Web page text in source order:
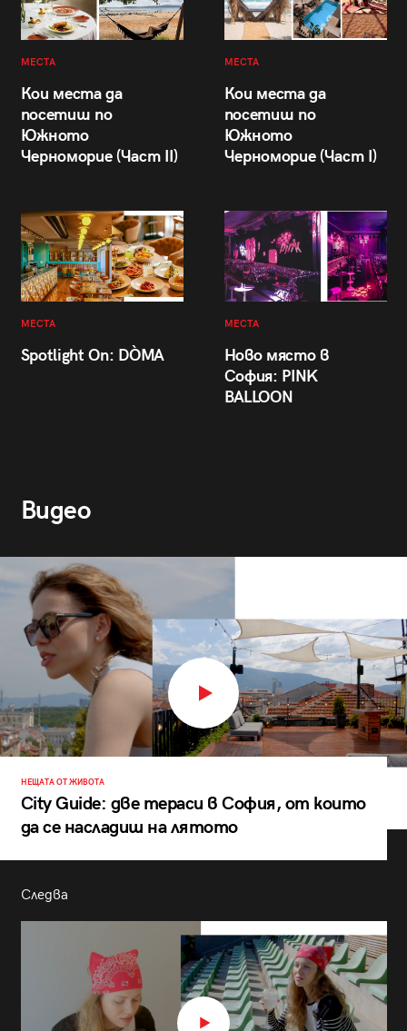
МЕСТА
Кои места да
посетиш по
Южното
Черноморие (Част II)
МЕСТА
Кои места да
посетиш по
Южното
Черноморие (Част I)
МЕСТА
Spotlight On: DÒMA
МЕСТА
Ново място в
София: PINK
BALLOON
Видео
НЕЩАТА ОТ ЖИВОТА
City Guide: две тераси в София, от които
да се насладиш на лятото
Следва